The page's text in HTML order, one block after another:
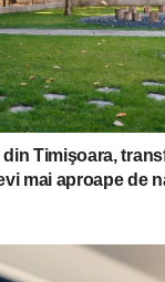
Timişoara,
mai aproape de